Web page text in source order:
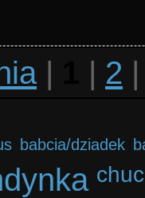
| | 2
babcia/dziadek